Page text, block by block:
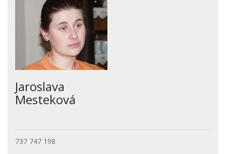
Jaroslava
Mesteková
737 747 198